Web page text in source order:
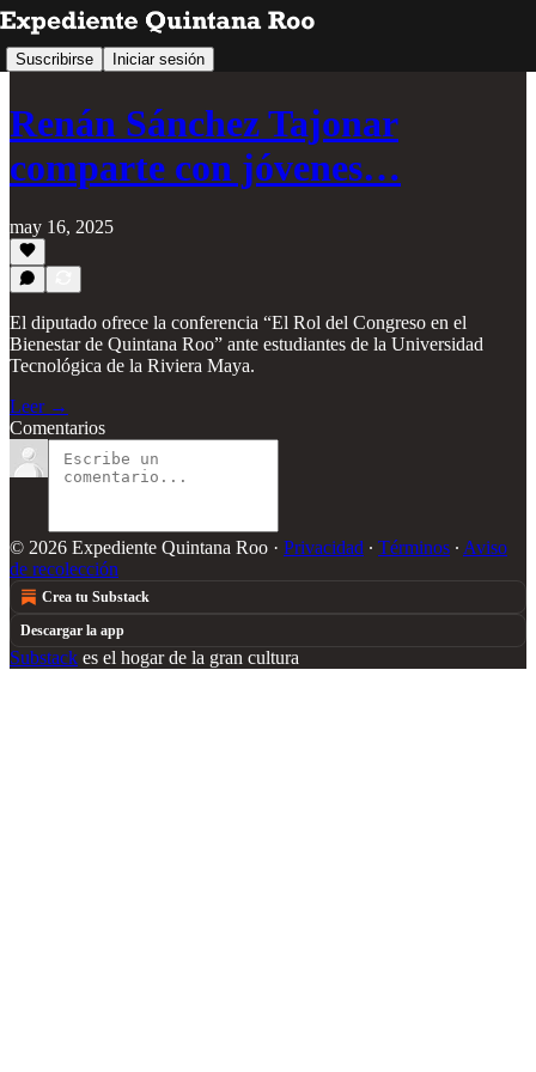
Suscribirse Iniciar sesión
Renán Sánchez Tajonar
comparte con jóvenes…
may 16, 2025
⁠El diputado ofrece la conferencia “El Rol del Congreso en el
Bienestar de Quintana Roo” ante estudiantes de la Universidad
Tecnológica de la Riviera Maya.
Leer →
Comentarios
© 2026 Expediente Quintana Roo · Privacidad ∙ Términos ∙ Aviso
de recolección
Crea tu Substack
Descargar la app
Substack es el hogar de la gran cultura